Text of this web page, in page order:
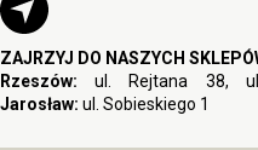
ZAJRZYJ DO NASZYCH
Rzeszów: ul. Rejtana 38,
Jarosław: ul. Sobieskiego 1